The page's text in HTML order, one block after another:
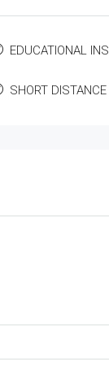
EDUCATIONAL
SHORT